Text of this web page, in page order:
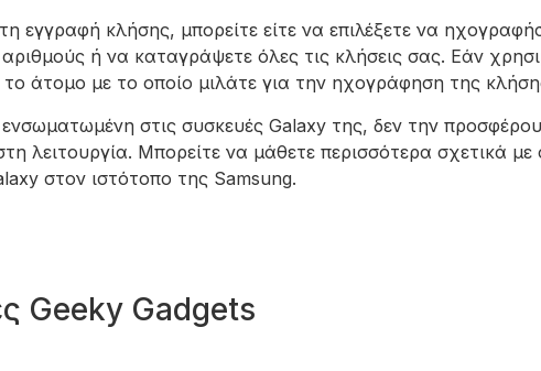
εγγραφή κλήσης, μπορείτε είτε να επιλέξετε να
ή να καταγράψετε όλες τις κλήσεις σας. Εάν
το άτομο με το οποίο μιλάτε για την ηχογράφηση της
στις συσκευές Galaxy της, δεν την
λειτουργία. Μπορείτε να μάθετε περισσότερα σχετικά
στον ιστότοπο της Samsung.
Geeky Gadgets